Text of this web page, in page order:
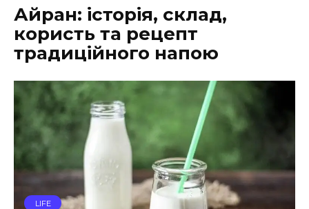
Айран: історія, склад,
користь та рецепт
традиційного напою
LIFE